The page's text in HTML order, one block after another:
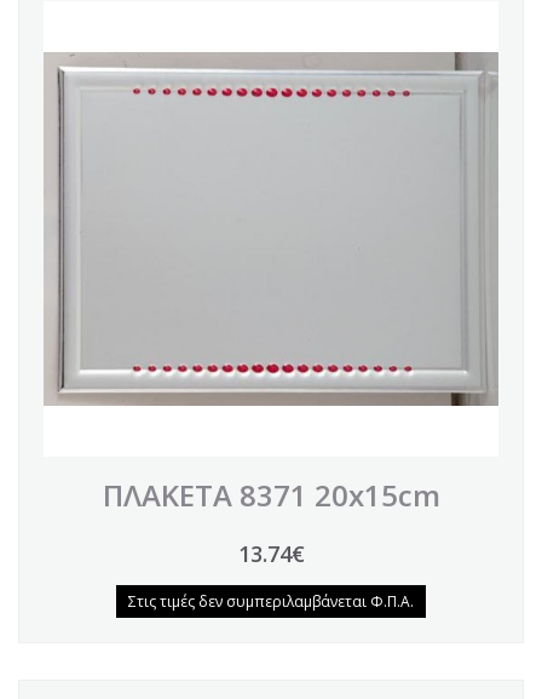
ΠΛΑΚΕΤΑ 8371 20x15cm
13.74€
Στις τιμές δεν συμπεριλαμβάνεται Φ.Π.Α.